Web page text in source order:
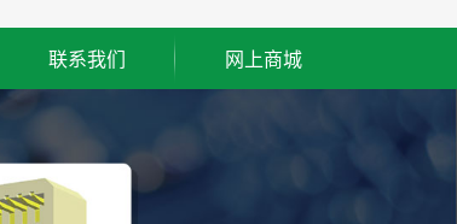
联系我们
联系方式
客户留言
网上商城